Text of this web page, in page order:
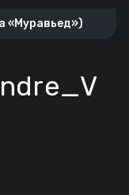
«Муравьед»)